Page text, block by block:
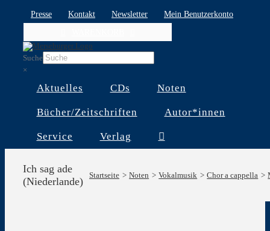
Presse Kontakt Newsletter
Mein Benutzerkonto
Suche
×
Aktuelles CDs Noten
Bücher/Zeitschriften Autor*innen
Service Verlag
Ich sag ade
(Niederlande)
Startseite Noten Vokalmusik Chor a cappella